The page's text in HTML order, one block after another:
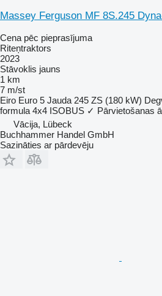
Massey Ferguson MF 8S.245
Cena pēc pieprasījuma
Riteņtraktors
2023
Stāvoklis jauns
1 km
7 m/st
Eiro Euro 5 Jauda 245 ZS (180 kW)
formula 4x4 ISOBUS ✓ Pārvietošanas
Vācija, Lübeck
Buchhammer Handel GmbH
Sazināties ar pārdevēju